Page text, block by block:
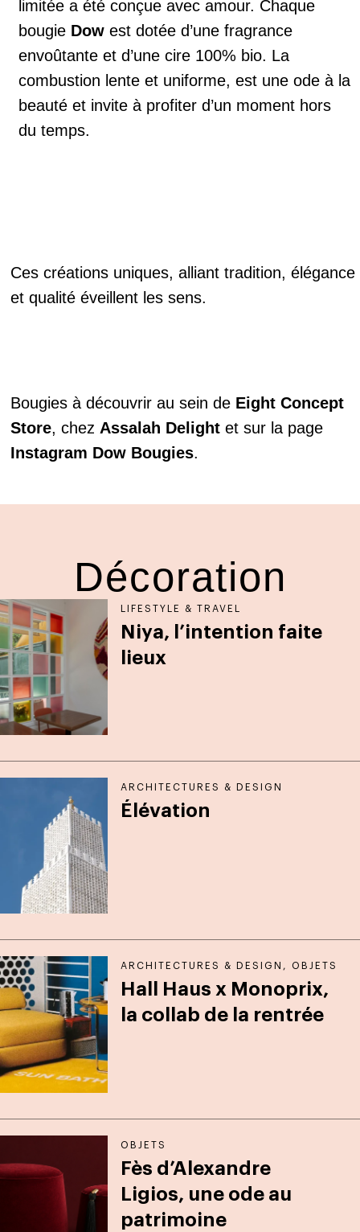
limitée a été conçue avec amour. Chaque
bougie Dow est dotée d’une fragrance
envoûtante et d’une cire 100% bio. La
combustion lente et uniforme, est une ode à la
beauté et invite à profiter d’un moment hors
du temps.
Ces créations uniques, alliant tradition, élégance
et qualité éveillent les sens.
Bougies à découvrir au sein de Eight Concept
Store, chez Assalah Delight et sur la page
Instagram Dow Bougies.
Décoration
LIFESTYLE & TRAVEL
Niya, l’intention faite
lieux
ARCHITECTURES & DESIGN
Élévation
ARCHITECTURES & DESIGN ,OBJETS
Hall Haus x Monoprix,
la collab de la rentrée
OBJETS
Fès d’Alexandre
Ligios, une ode au
patrimoine